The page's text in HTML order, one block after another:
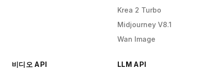
Krea 2 Turbo
Midjourney V8.1
Wan Image
비디오 API LLM API